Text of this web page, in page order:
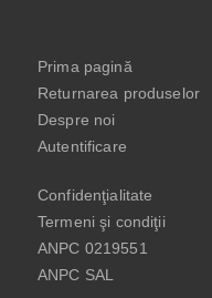
Prima pagină
Returnarea produselor
Despre noi
Autentificare
Confidenţialitate
Termeni şi condiţii
ANPC 0219551
ANPC SAL